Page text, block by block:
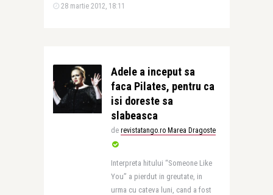
28 martie 2012, 18:11
Adele a inceput sa
faca Pilates, pentru ca
isi doreste sa
slabeasca
de revistatango.ro Marea Dragoste
Interpreta hitului “Someone Like
You” a pierdut in greutate, in
urma cu cateva luni, cand a fost